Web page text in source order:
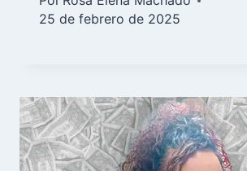
25 de febrero de 2025